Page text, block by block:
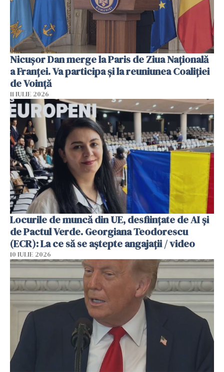
Nicuşor Dan merge la Paris de Ziua Naţională
a Franţei. Va participa şi la reuniunea Coaliţiei
de Voinţă
11 IULIE 2026
Locurile de muncă din UE, desființate de AI și
de Pactul Verde. Georgiana Teodorescu
(ECR): La ce să se aștepte angajații / video
10 IULIE 2026